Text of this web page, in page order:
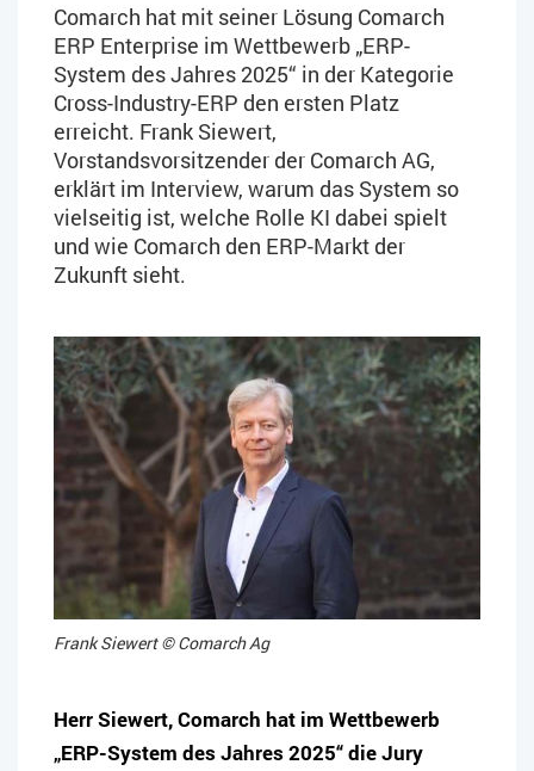
Comarch hat mit seiner Lösung Comarch
ERP Enterprise im Wettbewerb „ERP-
System des Jahres 2025“ in der Kategorie
Cross-Industry-ERP den ersten Platz
erreicht. Frank Siewert,
Vorstandsvorsitzender der Comarch AG,
erklärt im Interview, warum das System so
vielseitig ist, welche Rolle KI dabei spielt
und wie Comarch den ERP-Markt der
Zukunft sieht.
Frank Siewert © Comarch Ag
Herr Siewert, Comarch hat im Wettbewerb
„ERP-System des Jahres 2025“ die Jury